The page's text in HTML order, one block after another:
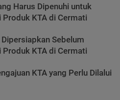
Harus Dipenuhi untuk
KTA di Cermati
Sebelum
KTA di Cermati
KTA yang Perlu Dilalui